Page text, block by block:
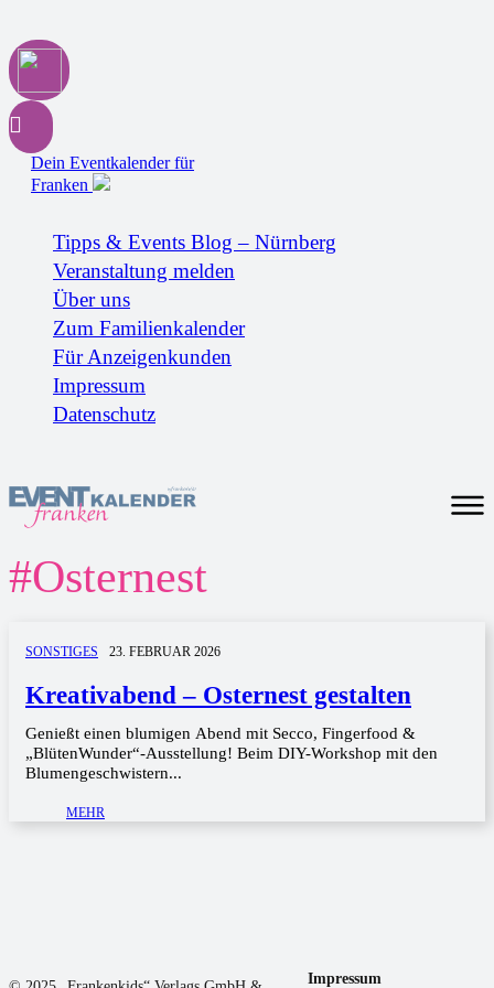
Dein Eventkalender für
Franken
Tipps & Events Blog – Nürnberg
Veranstaltung melden
Über uns
Zum Familienkalender
Für Anzeigenkunden
Impressum
Datenschutz
#Osternest
SONSTIGES 23. FEBRUAR 2026
Kreativabend – Osternest gestalten
Genießt einen blumigen Abend mit Secco, Fingerfood &
„BlütenWunder“-Ausstellung! Beim DIY-Workshop mit den
Blumengeschwistern...
MEHR
Impressum